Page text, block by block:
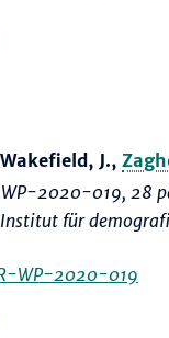
J.,
WP-2020-019, 28
für
WP-2020-019